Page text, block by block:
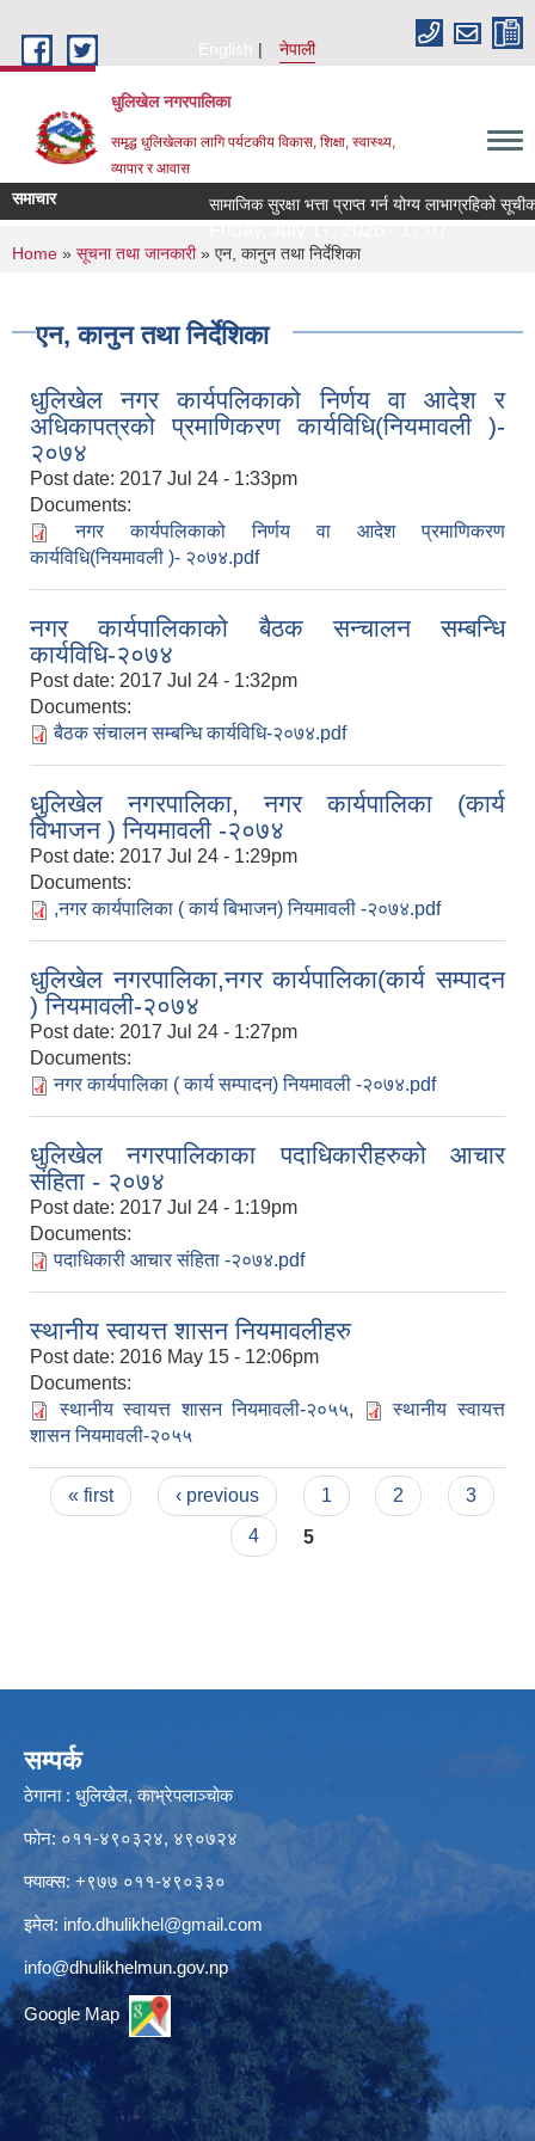
English
नेपाली
धुलिखेल नगरपालिका
समृद्ध धुलिखेलका लागि पर्यटकीय विकास, शिक्षा, स्वास्थ्य,
व्यापार र आवास
समाचार सामाजिक सुरक्षा भत्ता प्राप्त गर्न योग्य लाभाग्रहिको
You are here
Home » सूचना तथा जानकारी» एन, कानुन तथा निर्देशिका
एन, कानुन तथा निर्देशिका
धुलिखेल नगर कार्यपलिकाको निर्णय वा आदेश र
अधिकापत्रको प्रमाणिकरण कार्यविधि(नियमावली )-
२०७४
Post date: 2017 Jul 24 - 1:33pm
Documents:
नगर कार्यपलिकाको निर्णय वा आदेश प्रमाणिकरण
कार्यविधि(नियमावली )- २०७४.pdf
नगर कार्यपालिकाको बैठक सन्चालन सम्बन्धि
कार्यविधि-२०७४
Post date: 2017 Jul 24 - 1:32pm
Documents:
बैठक संचालन सम्बन्धि कार्यविधि-२०७४.pdf
धुलिखेल नगरपालिका, नगर कार्यपालिका (कार्य
विभाजन ) नियमावली -२०७४
Post date: 2017 Jul 24 - 1:29pm
Documents:
,नगर कार्यपालिका ( कार्य बिभाजन) नियमावली -२०७४.pdf
धुलिखेल नगरपालिका,नगर कार्यपालिका(कार्य सम्पादन
) नियमावली-२०७४
Post date: 2017 Jul 24 - 1:27pm
Documents:
नगर कार्यपालिका ( कार्य सम्पादन) नियमावली -२०७४.pdf
धुलिखेल नगरपालिकाका पदाधिकारीहरुको आचार
संहिता - २०७४
Post date: 2017 Jul 24 - 1:19pm
Documents:
पदाधिकारी आचार संहिता -२०७४.pdf
स्थानीय स्वायत्त शासन नियमावलीहरु
Post date: 2016 May 15 - 12:06pm
Documents:
स्थानीय स्वायत्त शासन नियमावली-२०५५,
स्थानीय स्वायत्त
शासन नियमावली-२०५५
Pages
« first ‹ previous 1 2
3
4
5
सम्पर्क
ठेगाना : धुलिखेल, काभ्रेपलाञ्चोक
फोन: ०११-४९०३२४, ४९०७२४
फ्याक्स: +९७७ ०११-४९०३३०
इमेल: info.dhulikhel@gmail.com
info@dhulikhelmun.gov.np
Google Map